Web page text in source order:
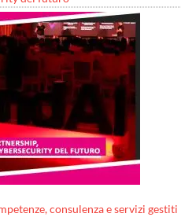
consulenza e servizi gestiti